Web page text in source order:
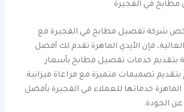
في الفجيرة
شركة تفصيل مطابخ في الفجيرة مع
فإن الأيدي الماهرة تقدم لك أفضل
بتقديم خدمات تفصيل مطابخ بأسعار
تصميمات متميزة مع مراعاة ميزانية
الماهرة خدماتها للعملاء في الفجيرة بأفضل
عن الجودة.